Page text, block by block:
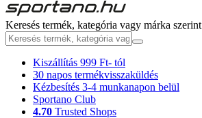
Keresés termék, kategória vagy márka szerint
Kiszállítás 999 Ft- tól
30 napos termékvisszaküldés
Kézbesítés 3-4 munkanapon belül
Sportano Club
4.70 Trusted Shops